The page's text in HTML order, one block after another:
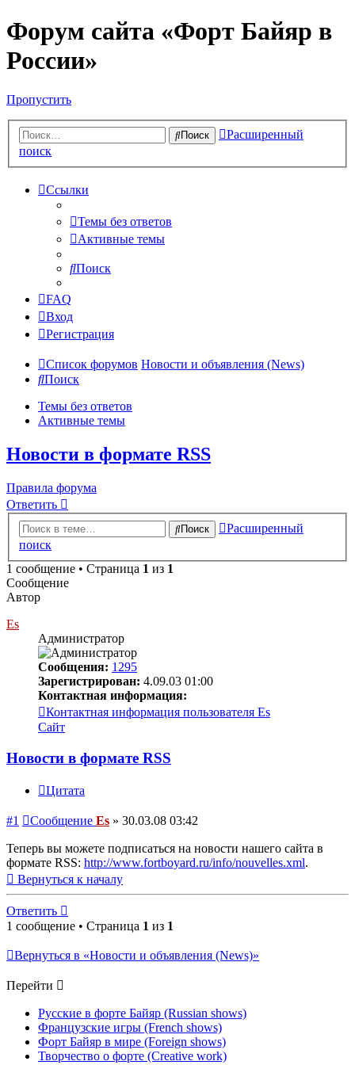
Форум сайта «Форт Байяр в
России»
Пропустить
Поиск
Расширенный
поиск
Ссылки
Темы без ответов
Активные темы
Поиск
FAQ
Вход
Регистрация
Список форумов Новости и объявления (News)
Поиск
Темы без ответов
Активные темы
Новости в формате RSS
Правила форума
Ответить
Поиск
Расширенный
поиск
1 сообщение • Страница 1 из 1
Сообщение
Автор
Es
Администратор
Сообщения: 1295
Зарегистрирован: 4.09.03 01:00
Контактная информация:
Контактная информация пользователя Es
Сайт
Новости в формате RSS
Цитата
#1 Сообщение Es » 30.03.08 03:42
Теперь вы можете подписаться на новости нашего сайта в
формате RSS: http://www.fortboyard.ru/info/nouvelles.xml.
Вернуться к началу
Ответить
1 сообщение • Страница 1 из 1
Вернуться в «Новости и объявления (News)»
Перейти
Русские в форте Байяр (Russian shows)
Французские игры (French shows)
Форт Байяр в мире (Foreign shows)
Творчество о форте (Creative work)